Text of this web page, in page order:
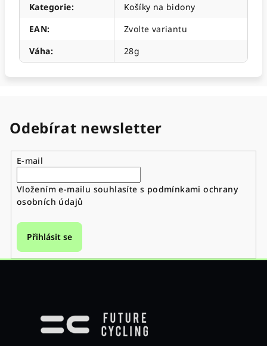
Kategorie:
Košíky na bidony
EAN:
Zvolte variantu
Váha: 28g
Odebírat newsletter
E-mail
Vložením e-mailu souhlasíte s podmínkami ochrany
osobních údajů
Přihlásit se